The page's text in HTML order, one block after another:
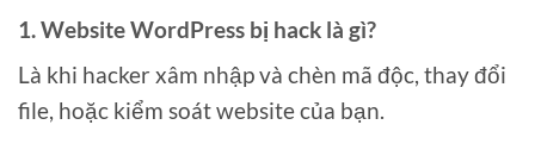
1. Website WordPress bị hack là gì?
Là khi hacker xâm nhập và chèn mã độc, thay đổi
file, hoặc kiểm soát website của bạn.